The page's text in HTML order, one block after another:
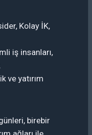
Kolay İK,
iş insanları,
ve yatırım
birebir